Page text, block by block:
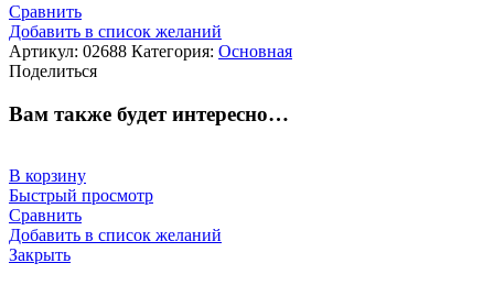
Сравнить
Добавить в список желаний
Артикул: 02688 Категория: Основная
Поделиться
Вам также будет интересно…
В корзину
Быстрый просмотр
Сравнить
Добавить в список желаний
Закрыть